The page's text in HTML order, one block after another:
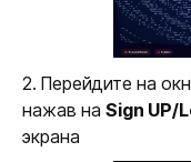
2. Перейдите на
нажав на Sign UP/
экрана